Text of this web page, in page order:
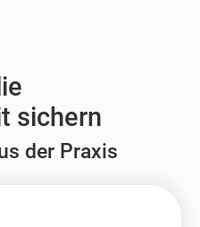
sichern
der Praxis